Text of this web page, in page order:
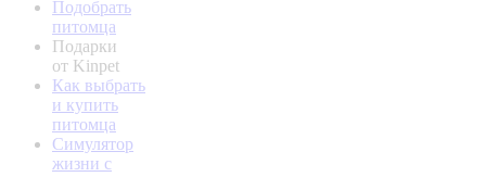
Подобрать
питомца
Подарки
от Kinpet
Как выбрать
и купить
питомца
Симулятор
жизни с